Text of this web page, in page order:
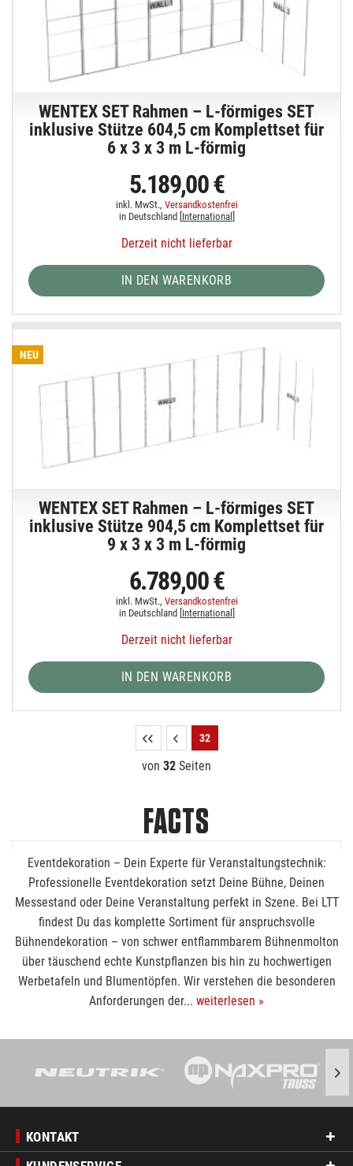
WENTEX SET Rahmen – L-förmiges SET
inklusive Stütze 604,5 cm Komplettset für
6 x 3 x 3 m L-förmig
5.189,00 €
inkl. MwSt., Versandkostenfrei
in Deutschland [ International
Derzeit nicht lieferbar
IN DEN WARENKORB
NEU
WENTEX SET Rahmen – L-förmiges SET
inklusive Stütze 904,5 cm Komplettset für
9 x 3 x 3 m L-förmig
6.789,00 €
inkl. MwSt., Versandkostenfrei
in Deutschland [ International
Derzeit nicht lieferbar
IN DEN WARENKORB
32
von 32 Seiten
FACTS
Eventdekoration – Dein Experte für Veranstaltungstechnik:
Professionelle Eventdekoration setzt Deine Bühne, Deinen
Messestand oder Deine Veranstaltung perfekt in Szene. Bei LTT
findest Du das komplette Sortiment für anspruchsvolle
Bühnendekoration – von schwer entflammbarem Bühnenmolton
über täuschend echte Kunstpflanzen bis hin zu hochwertigen
Werbetafeln und Blumentöpfen. Wir verstehen die besonderen
Anforderungen der... weiterlesen »
KONTAKT